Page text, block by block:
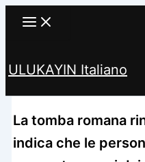
ULUKAYIN Italiano
La tomba romana
indica che le